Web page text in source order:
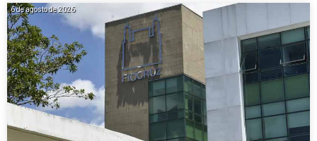
6 de agosto de 2026